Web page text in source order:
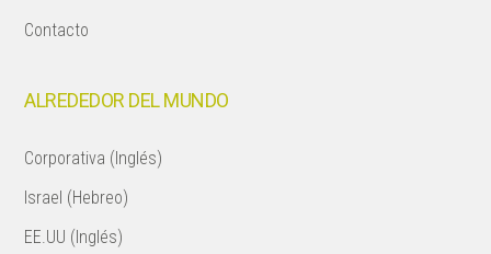
Contacto
ALREDEDOR DEL MUNDO
Corporativa (Inglés)
Israel (Hebreo)
EE.UU (Inglés)